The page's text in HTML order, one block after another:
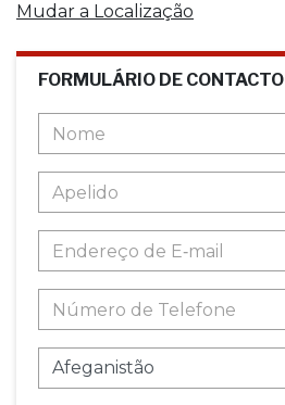
Mudar a Localização
FORMULÁRIO DE CONTACTO